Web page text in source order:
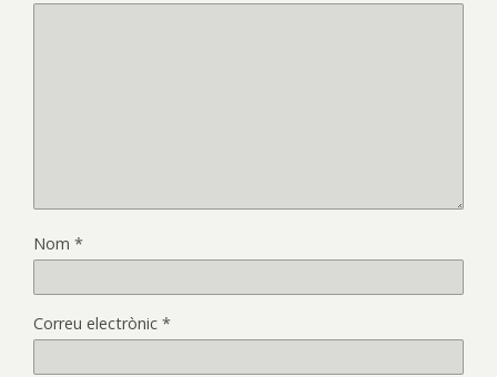
Nom *
Correu electrònic *